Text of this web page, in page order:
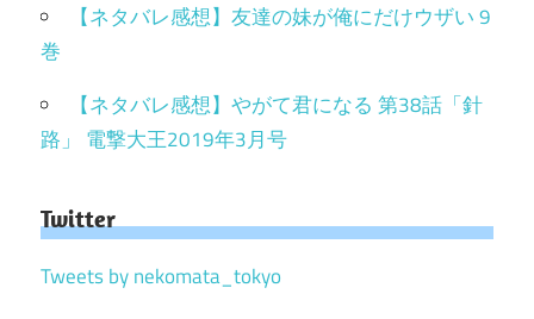
【ネタバレ感想】友達の妹が俺にだけウザい 9
巻
【ネタバレ感想】やがて君になる 第38話「針
路」 電撃大王2019年3月号
Twitter
Tweets by nekomata_tokyo